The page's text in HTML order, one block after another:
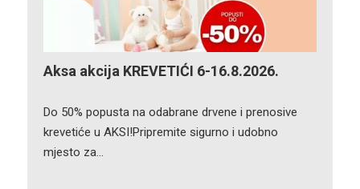
Aksa akcija KREVETIĆI 6-16.8.2026.
Do 50% popusta na odabrane drvene i prenosive
krevetiće u AKSI!Pripremite sigurno i udobno
mjesto za…